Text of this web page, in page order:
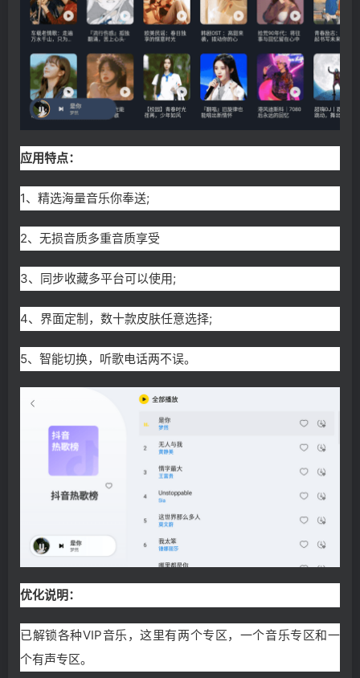
应用特点：
1、精选海量音乐你奉送;
2、无损音质多重音质享受
3、同步收藏多平台可以使用;
4、界面定制，数十款皮肤任意选择;
5、智能切换，听歌电话两不误。
优化说明：
已解锁各种VIP音乐，这里有两个专区，一个音乐专区和一
个有声专区。